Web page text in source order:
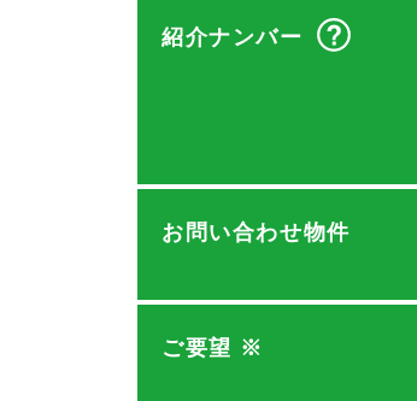
紹介ナンバー
お問い合わせ物件
ご要望 ※